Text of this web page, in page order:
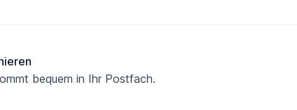
bequem in Ihr Postfach.